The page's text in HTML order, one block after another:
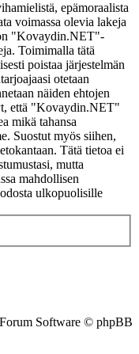
epämoraalista
voimassa olevia lakeja
"Kovaydin.NET"-
Toimimalla tätä
poistaa järjestelmän
otetaan
näiden ehtojen
että "Kovaydin.NET"
mikä tahansa
Suostut myös siihen,
Tätä tietoa ei
mutta
mahdollisen
ulkopuolisille
Software © phpBB